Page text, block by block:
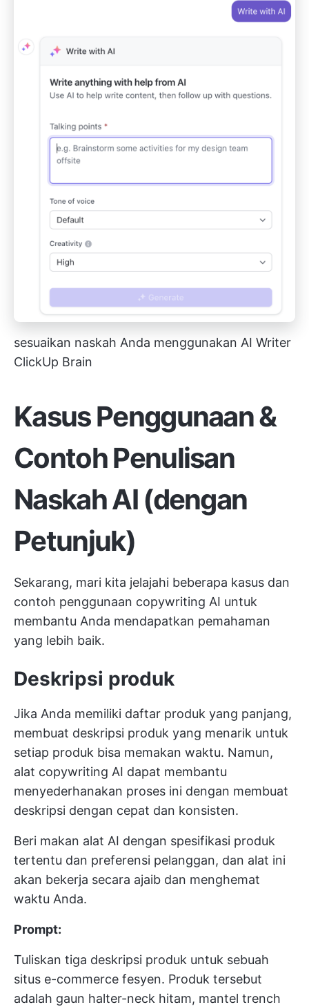
sesuaikan naskah Anda menggunakan AI Writer
ClickUp Brain
Kasus Penggunaan &
Contoh Penulisan
Naskah AI (dengan
Petunjuk)
Sekarang, mari kita jelajahi beberapa kasus dan
contoh penggunaan copywriting AI untuk
membantu Anda mendapatkan pemahaman
yang lebih baik.
Deskripsi produk
Jika Anda memiliki daftar produk yang panjang,
membuat deskripsi produk yang menarik untuk
setiap produk bisa memakan waktu. Namun,
alat copywriting AI dapat membantu
menyederhanakan proses ini dengan membuat
deskripsi dengan cepat dan konsisten.
Beri makan alat AI dengan spesifikasi produk
tertentu dan preferensi pelanggan, dan alat ini
akan bekerja secara ajaib dan menghemat
waktu Anda.
Prompt:
Tuliskan tiga deskripsi produk untuk sebuah
situs e-commerce fesyen. Produk tersebut
adalah gaun halter-neck hitam, mantel trench